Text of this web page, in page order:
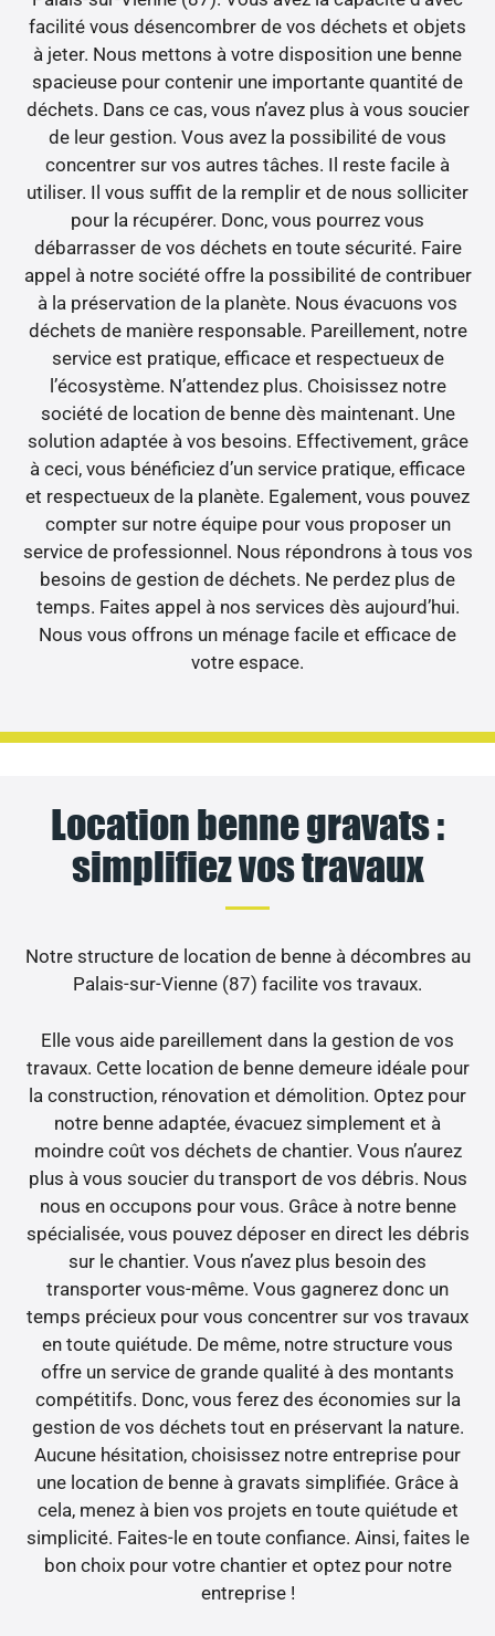
facilité vous désencombrer de vos déchets et objets
à jeter. Nous mettons à votre disposition une benne
spacieuse pour contenir une importante quantité de
déchets. Dans ce cas, vous n’avez plus à vous soucier
de leur gestion. Vous avez la possibilité de vous
concentrer sur vos autres tâches. Il reste facile à
utiliser. Il vous suffit de la remplir et de nous solliciter
pour la récupérer. Donc, vous pourrez vous
débarrasser de vos déchets en toute sécurité. Faire
appel à notre société offre la possibilité de contribuer
à la préservation de la planète. Nous évacuons vos
déchets de manière responsable. Pareillement, notre
service est pratique, efficace et respectueux de
l’écosystème. N’attendez plus. Choisissez notre
société de location de benne dès maintenant. Une
solution adaptée à vos besoins. Effectivement, grâce
à ceci, vous bénéficiez d’un service pratique, efficace
et respectueux de la planète. Egalement, vous pouvez
compter sur notre équipe pour vous proposer un
service de professionnel. Nous répondrons à tous vos
besoins de gestion de déchets. Ne perdez plus de
temps. Faites appel à nos services dès aujourd’hui.
Nous vous offrons un ménage facile et efficace de
votre espace.
Location benne gravats :
simplifiez vos travaux
Notre structure de location de benne à décombres au
Palais-sur-Vienne (87) facilite vos travaux.
Elle vous aide pareillement dans la gestion de vos
travaux. Cette location de benne demeure idéale pour
la construction, rénovation et démolition. Optez pour
notre benne adaptée, évacuez simplement et à
moindre coût vos déchets de chantier. Vous n’aurez
plus à vous soucier du transport de vos débris. Nous
nous en occupons pour vous. Grâce à notre benne
spécialisée, vous pouvez déposer en direct les débris
sur le chantier. Vous n’avez plus besoin des
transporter vous-même. Vous gagnerez donc un
temps précieux pour vous concentrer sur vos travaux
en toute quiétude. De même, notre structure vous
offre un service de grande qualité à des montants
compétitifs. Donc, vous ferez des économies sur la
gestion de vos déchets tout en préservant la nature.
Aucune hésitation, choisissez notre entreprise pour
une location de benne à gravats simplifiée. Grâce à
cela, menez à bien vos projets en toute quiétude et
simplicité. Faites-le en toute confiance. Ainsi, faites le
bon choix pour votre chantier et optez pour notre
entreprise !